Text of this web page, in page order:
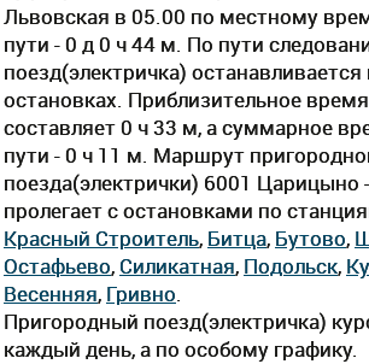
Львовская в 05.00 по местному
пути - 0 д 0 ч 44 м. По пути
поезд(электричка) останавливается
остановках. Приблизительное
составляет 0 ч 33 м, а суммарное
пути - 0 ч 11 м. Маршрут
поезда(электрички) 6001 Царицыно
пролегает c остановками по
Красный Строитель, Битца, Бутово,
Остафьево, Силикатная, Подольск,
Весенняя, Гривно
Пригородный поезд(электричка)
каждый день, а по особому графику.